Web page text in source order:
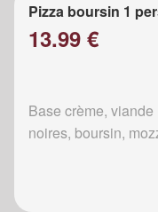
Pizza boursin 1
13.99 €
Base crème,
noires, boursin,